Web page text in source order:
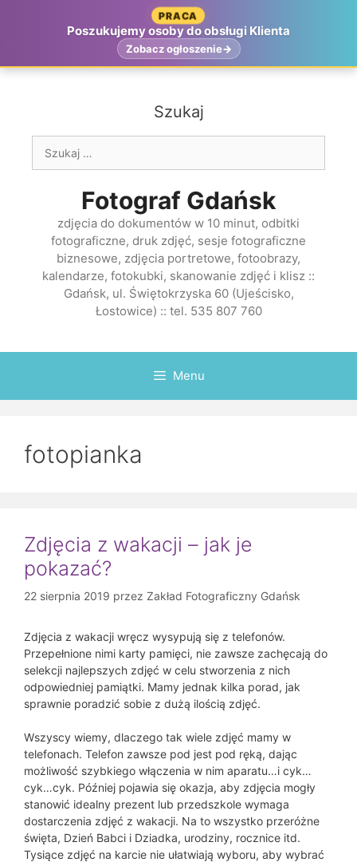
PRACA
Poszukujemy osoby do obsługi Klienta
Zobacz ogłoszenie
Szukaj
Fotograf Gdańsk
zdjęcia do dokumentów w 10 minut, odbitki
fotograficzne, druk zdjęć, sesje fotograficzne
biznesowe, zdjęcia portretowe, fotoobrazy,
kalendarze, fotokubki, skanowanie zdjęć i klisz ::
Gdańsk, ul. Świętokrzyska 60 (Ujeścisko,
Łostowice) :: tel. 535 807 760
Menu
fotopianka
Zdjęcia z wakacji – jak je
pokazać?
22 sierpnia 2019 przez Zakład Fotograficzny Gdańsk
Zdjęcia z wakacji wręcz wysypują się z telefonów.
Przepełnione nimi karty pamięci, nie zawsze zachęcają do
selekcji najlepszych zdjęć w celu stworzenia z nich
odpowiedniej pamiątki. Mamy jednak kilka porad, jak
sprawnie poradzić sobie z dużą ilością zdjęć.
Wszyscy wiemy, dlaczego tak wiele zdjęć mamy w
telefonach. Telefon zawsze pod jest pod ręką, dając
możliwość szybkiego włączenia w nim aparatu…i cyk…
cyk…cyk. Później pojawia się okazja, aby zdjęcia mogły
stanowić idealny prezent lub przedszkole wymaga
dostarczenia zdjęć z wakacji. Na to wszystko przeróżne
święta, Dzień Babci i Dziadka, urodziny, rocznice itd.
Tysiące zdjęć na karcie nie ułatwiają wyboru, aby wybrać